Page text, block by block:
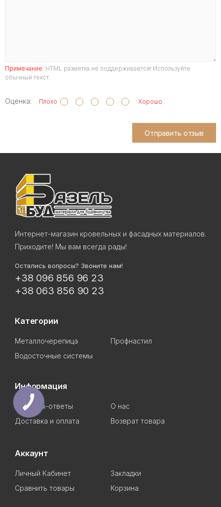
Примечание: HTML разметка не поддерживается! Используйте
обычный текст.
Оценка: Плохо Хорошо
Отправить отзыв
Интернет-магазин кровельных и фасадных материалов.
Приходите! Мы вам всегда рады!
Остались вопросы? Звоните нам!
+38 096 856 96 23
+38 063 856 90 23
Категории
Металлочерепица
Профнастил
Водосточные системы
Информация
Вопросы-ответы
О нас
Доставка и оплата
Возврат товара
Аккаунт
Личный Кабинет
Закладки
Сравнить товары
Корзина